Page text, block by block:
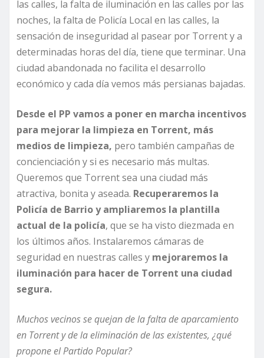
las calles, la falta de iluminación en las calles por las
noches, la falta de Policía Local en las calles, la
sensación de inseguridad al pasear por Torrent y a
determinadas horas del día, tiene que terminar. Una
ciudad abandonada no facilita el desarrollo
económico y cada día vemos más persianas bajadas.
Desde el PP vamos a poner en marcha incentivos
para mejorar la limpieza en Torrent, más
medios de limpieza, pero también campañas de
concienciación y si es necesario más multas.
Queremos que Torrent sea una ciudad más
atractiva, bonita y aseada. Recuperaremos la
Policía de Barrio y ampliaremos la plantilla
actual de la policía, que se ha visto diezmada en
los últimos años. Instalaremos cámaras de
seguridad en nuestras calles y mejoraremos la
iluminación para hacer de Torrent una ciudad
segura.
Muchos vecinos se quejan de la falta de aparcamiento
en Torrent y de la eliminación de las existentes, ¿qué
propone el Partido Popular?